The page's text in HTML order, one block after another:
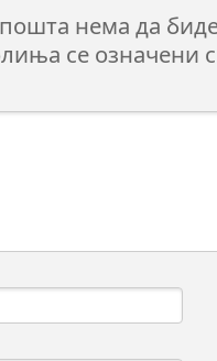
нема да
се означени